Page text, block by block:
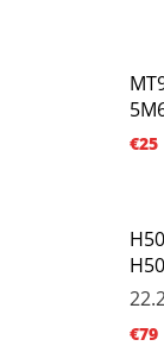
€25
€79